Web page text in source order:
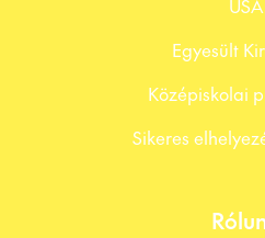
USA
Egyesült
Középiskolai
Sikeres